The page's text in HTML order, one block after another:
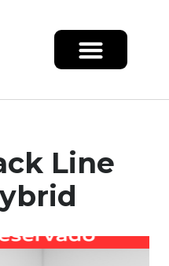
Line